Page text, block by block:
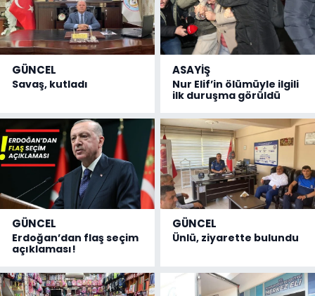
GÜNCEL
Savaş, kutladı
ASAYİŞ
Nur Elif’in ölümüyle ilgili
ilk duruşma görüldü
GÜNCEL
Erdoğan’dan flaş seçim
açıklaması!
GÜNCEL
Ünlü, ziyarette bulundu